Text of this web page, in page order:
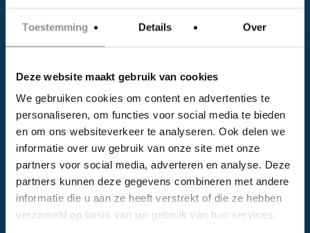
Toestemming Details Over
Deze website maakt gebruik van cookies
We gebruiken cookies om content en advertenties te
personaliseren, om functies voor social media te bieden
en om ons websiteverkeer te analyseren. Ook delen we
informatie over uw gebruik van onze site met onze
partners voor social media, adverteren en analyse. Deze
partners kunnen deze gegevens combineren met andere
informatie die u aan ze heeft verstrekt of die ze hebben
verzameld op basis van uw gebruik van hun services.
Instagram
EVENTS
Bedrijven
Impressie
Weddingplanner